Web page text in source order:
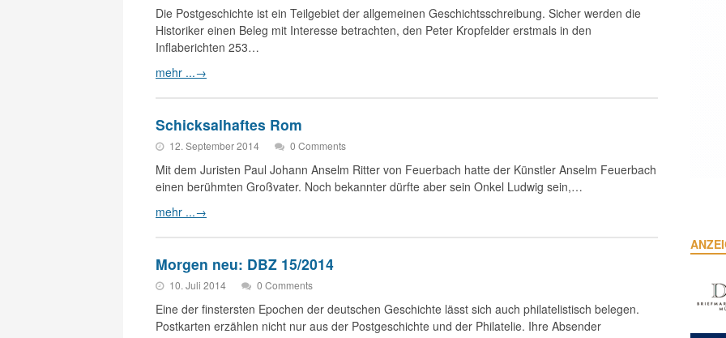
Die Postgeschichte ist ein Teilgebiet der allgemeinen Geschichtsschreibung. Sicher werden die
Historiker einen Beleg mit Interesse betrachten, den Peter Kropfelder erstmals in den
Inflaberichten 253…
mehr ...→
Schicksalhaftes Rom
12. September 2014 0 Comments
Mit dem Juristen Paul Johann Anselm Ritter von Feuerbach hatte der Künstler Anselm Feuerbach
einen berühmten Großvater. Noch bekannter dürfte aber sein Onkel Ludwig sein,…
mehr ...→
Morgen neu: DBZ 15/2014
10. Juli 2014 0 Comments
Eine der finstersten Epochen der deutschen Geschichte lässt sich auch philatelistisch belegen.
Postkarten erzählen nicht nur aus der Postgeschichte und der Philatelie. Ihre Absender